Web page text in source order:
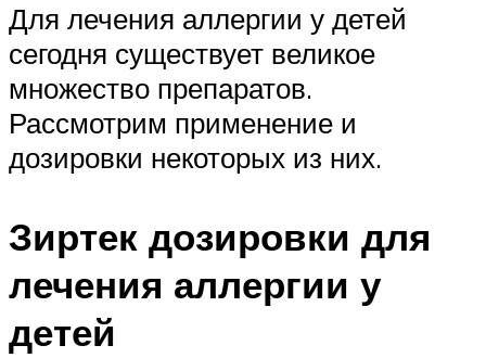
Для лечения аллергии у детей
сегодня существует великое
множество препаратов.
Рассмотрим применение и
дозировки некоторых из них.
Зиртек дозировки для
лечения аллергии у
детей